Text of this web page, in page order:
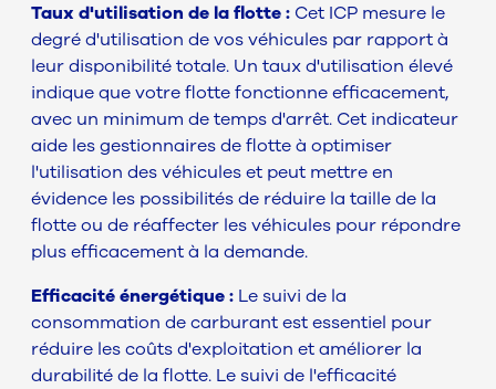
Taux d'utilisation de la flotte : Cet ICP mesure le
degré d'utilisation de vos véhicules par rapport à
leur disponibilité totale. Un taux d'utilisation élevé
indique que votre flotte fonctionne efficacement,
avec un minimum de temps d'arrêt. Cet indicateur
aide les gestionnaires de flotte à optimiser
l'utilisation des véhicules et peut mettre en
évidence les possibilités de réduire la taille de la
flotte ou de réaffecter les véhicules pour répondre
plus efficacement à la demande.
Efficacité énergétique : Le suivi de la
consommation de carburant est essentiel pour
réduire les coûts d'exploitation et améliorer la
durabilité de la flotte. Le suivi de l'efficacité